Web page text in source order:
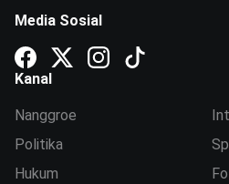
Media Sosial
Kanal
Nanggroe
Politika
Hukum